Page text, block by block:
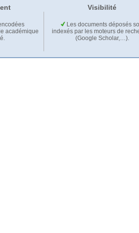
Visibilité
académique
Les documents déposés
indexés par les moteurs de
(Google Scholar,…).